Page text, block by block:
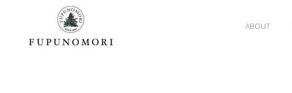
ABOUT